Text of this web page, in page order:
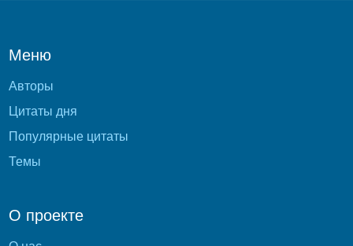
Меню
Авторы
Цитаты дня
Популярные цитаты
Темы
О проекте